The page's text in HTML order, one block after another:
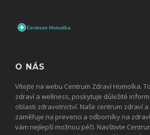
O NÁS
Vítejte na webu Centrum Zdraví Homolka.
zdraví a wellness, poskytuje důležité
oblasti zdravotnictví. Naše centrum zdraví
zaměřuje na prevenci a odborníky na
vám nejlepší možnou péči. Navštivte